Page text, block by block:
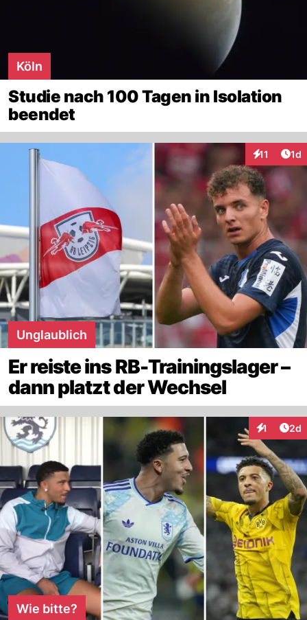
Köln
Studie nach 100 Tagen in Isolation
beendet
11 1d
Unglaublich
Er reiste ins RB-Trainingslager –
dann platzt der Wechsel
1 2d
Wie bitte?